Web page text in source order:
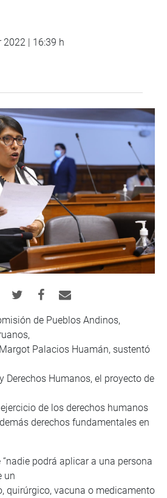
2022 | 16:39 h
de Pueblos Andinos,
Palacios Huamán, sustentó
Derechos Humanos, el proyecto de
de los derechos humanos
derechos fundamentales en
podrá aplicar a una persona
un
quirúrgico, vacuna o medicamento